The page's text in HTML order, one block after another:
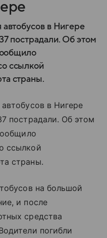
автобусов в Нигере
пострадали. Об этом
ссылкой
страны.
автобусов в Нигере
пострадали. Об этом
ссылкой
страны.
на большой
и после
средства
погибли